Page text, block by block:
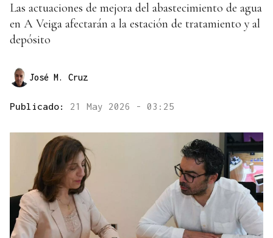
Las actuaciones de mejora del abastecimiento de agua
en A Veiga afectarán a la estación de tratamiento y al
depósito
José M. Cruz
Publicado: 21 May 2026 - 03:25